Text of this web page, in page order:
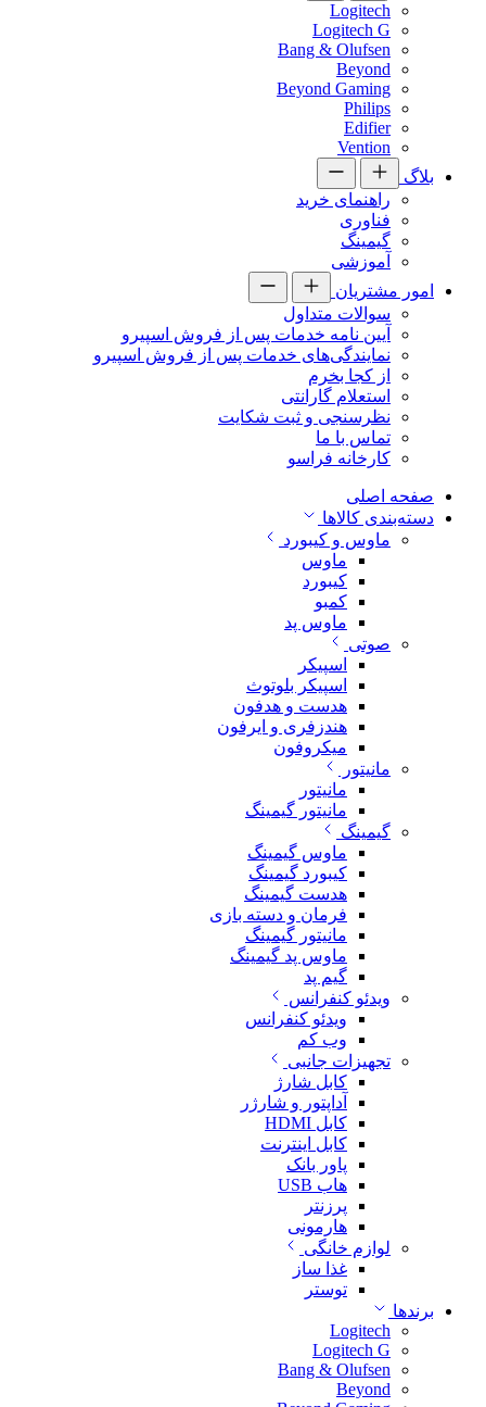
Logitech
Logitech G
Bang & Olufsen
Beyond
Beyond Gaming
Philips
Edifier
Vention
بلاگ
راهنمای خرید
فناوری
گیمینگ
آموزشی
امور مشتریان
سوالات متداول
آیین نامه خدمات پس از فروش اسپیرو
نمایندگی‌های خدمات پس از فروش اسپیرو
از کجا بخرم
استعلام گارانتی
نظرسنجی و ثبت شکایت
تماس با ما
کارخانه فراسو
صفحه اصلی
دسته‌بندی کالاها
ماوس و کیبورد
ماوس
کیبورد
کمبو
ماوس پد
صوتی
اسپیکر
اسپیکر بلوتوث
هدست و هدفون
هندزفری و ایرفون
میکروفون
مانیتور
مانیتور
مانیتور گیمینگ
گیمینگ
ماوس گیمینگ
کیبورد گیمینگ
هدست گیمینگ
فرمان و دسته بازی
مانیتور گیمینگ
ماوس پد گیمینگ
گیم پد
ویدئو کنفرانس
ویدئو کنفرانس
وب کم
تجهیزات جانبی
کابل شارژ
آداپتور و شارژر
کابل HDMI
کابل اینترنت
پاور بانک
هاب USB
پرزنتر
هارمونی
لوازم خانگی
غذا ساز
توستر
برندها
Logitech
Logitech G
Bang & Olufsen
Beyond